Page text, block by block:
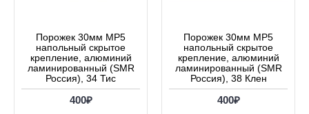
Порожек 30мм МР5
напольный скрытое
крепление, алюминий
ламинированный (SMR
Россия), 34 Тис
400₽
Порожек 30мм МР5
напольный скрытое
крепление, алюминий
ламинированный (SMR
Россия), 38 Клен
400₽